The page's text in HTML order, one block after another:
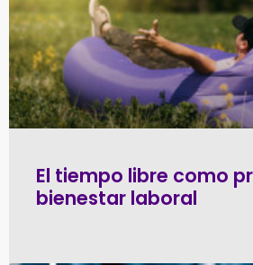
El tiempo libre como
bienestar laboral